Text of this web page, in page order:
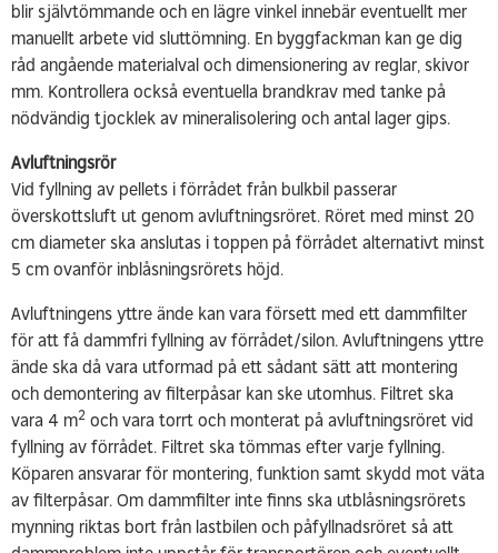
blir självtömmande och en lägre vinkel innebär eventuellt mer
manuellt arbete vid sluttömning. En byggfackman kan ge dig
råd angående materialval och dimensionering av reglar, skivor
mm. Kontrollera också eventuella brandkrav med tanke på
nödvändig tjocklek av mineralisolering och antal lager gips.
Avluftningsrör
Vid fyllning av pellets i förrådet från bulkbil passerar
överskottsluft ut genom avluftningsröret. Röret med minst 20
cm diameter ska anslutas i toppen på förrådet alternativt minst
5 cm ovanför inblåsningsrörets höjd.
Avluftningens yttre ände kan vara försett med ett dammfilter
för att få dammfri fyllning av förrådet/silon. Avluftningens yttre
ände ska då vara utformad på ett sådant sätt att montering
och demontering av filterpåsar kan ske utomhus. Filtret ska
vara 4 m2 och vara torrt och monterat på avluftningsröret vid
fyllning av förrådet. Filtret ska tömmas efter varje fyllning.
Köparen ansvarar för montering, funktion samt skydd mot väta
av filterpåsar. Om dammfilter inte finns ska utblåsningsrörets
mynning riktas bort från lastbilen och påfyllnadsröret så att